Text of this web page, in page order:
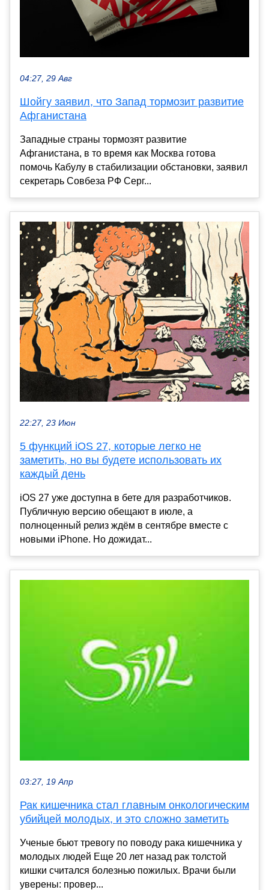
04:27, 29 Авг
Шойгу заявил, что Запад тормозит развитие
Афганистана
Западные страны тормозят развитие
Афганистана, в то время как Москва готова
помочь Кабулу в стабилизации обстановки, заявил
секретарь Совбеза РФ Серг...
22:27, 23 Июн
5 функций iOS 27, которые легко не
заметить, но вы будете использовать их
каждый день
iOS 27 уже доступна в бете для разработчиков.
Публичную версию обещают в июле, а
полноценный релиз ждём в сентябре вместе с
новыми iPhone. Но дожидат...
03:27, 19 Апр
Рак кишечника стал главным онкологическим
убийцей молодых, и это сложно заметить
Ученые бьют тревогу по поводу рака кишечника у
молодых людей Еще 20 лет назад рак толстой
кишки считался болезнью пожилых. Врачи были
уверены: провер...